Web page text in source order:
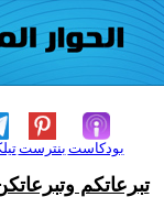
بنترست بودكاست
تبرعاتكم